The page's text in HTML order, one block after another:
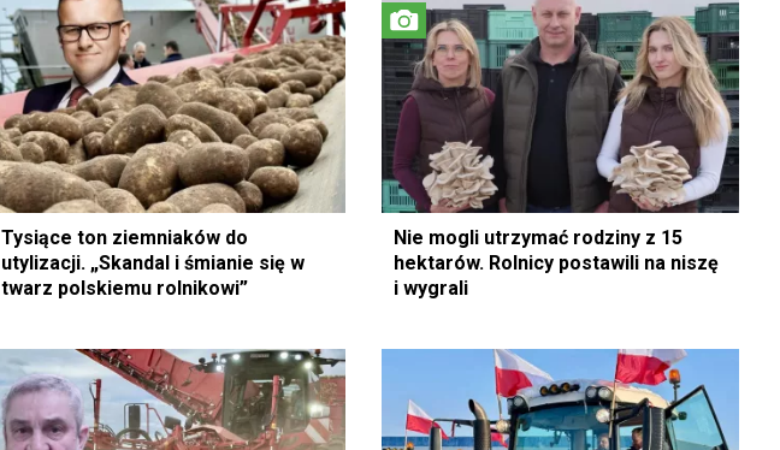
Tysiące ton ziemniaków do
utylizacji. „Skandal i śmianie się w
twarz polskiemu rolnikowi”
Nie mogli utrzymać rodziny z 15
hektarów. Rolnicy postawili na niszę
i wygrali